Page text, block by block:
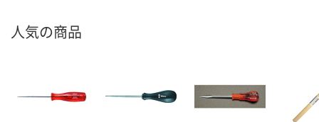
人気の商品